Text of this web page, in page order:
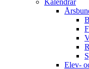
Kalendrar
Elev-